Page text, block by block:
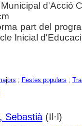
d'Acció
part del
Inicial
; Festes populars ;
Sebastià(Il·l)